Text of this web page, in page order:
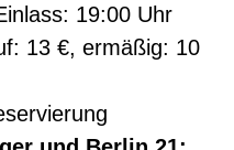
19:00 Uhr
13 €, ermäßig: 10